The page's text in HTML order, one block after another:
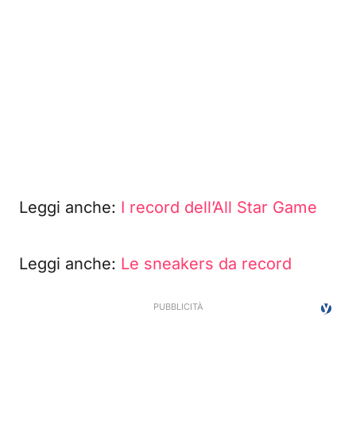
Leggi anche: I record dell’All Star Game
Leggi anche: Le sneakers da record